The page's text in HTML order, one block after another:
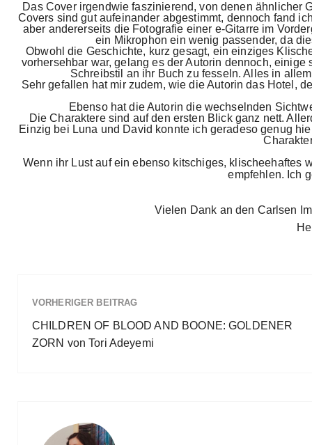
Das Cover irgendwie faszinierend, von denen ähnlicher
Covers sind gut aufeinander abgestimmt, dennoch fand
aber andererseits die Fotografie einer e-Gitarre im
ein Mikrophon ein wenig passender, da
Obwohl die Geschichte, kurz gesagt, ein einziges
vorhersehbar war, gelang es der Autorin dennoch,
Schreibstil an ihr Buch zu fesseln. Alles in
Sehr gefallen hat mir zudem, wie die Autorin das Hotel,
Ebenso hat die Autorin die wechselnden
Die Charaktere sind auf den ersten Blick ganz nett.
Einzig bei Luna und David konnte ich geradeso genug
Wenn ihr Lust auf ein ebenso kitschiges, klischeehaftes
empfehlen. Ich
Vielen Dank an den Carlsen
VORHERIGER BEITRAG
CHILDREN OF BLOOD AND BOONE: GOLDENER
ZORN von Tori Adeyemi